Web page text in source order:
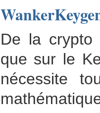
De la crypto
que sur le
nécessite